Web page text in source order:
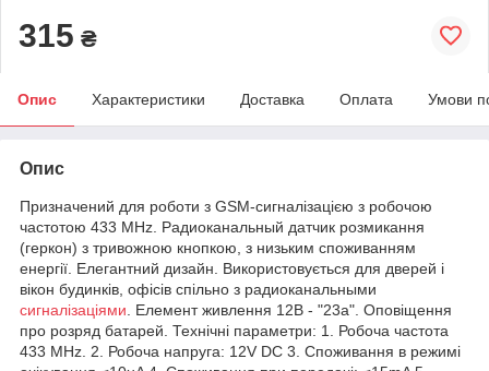
315 ₴
Опис Характеристики Доставка Оплата Умови
Опис
Призначений для роботи з GSM-сигналізацією з робочою
частотою 433 MHz. Радиоканальный датчик розмикання
(геркон) з тривожною кнопкою, з низьким споживанням
енергії. Елегантний дизайн. Використовується для дверей і
вікон будинків, офісів спільно з радиоканальными
сигналізаціями . Елемент живлення 12В - "23а". Оповіщення
про розряд батарей. Технічні параметри: 1. Робоча частота
433 MHz. 2. Робоча напруга: 12V DC 3. Споживання в режимі